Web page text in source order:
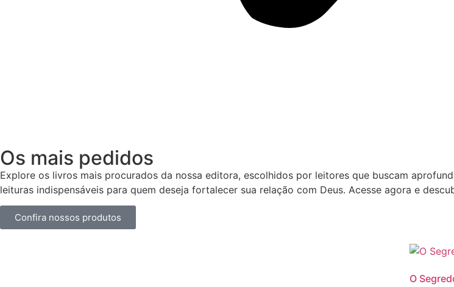
Os mais pedidos
Explore os livros mais procurados da nossa editora, escolhidos por leitores que buscam
leituras indispensáveis para quem deseja fortalecer sua relação com Deus. Acesse agora e
Confira nossos produtos
O